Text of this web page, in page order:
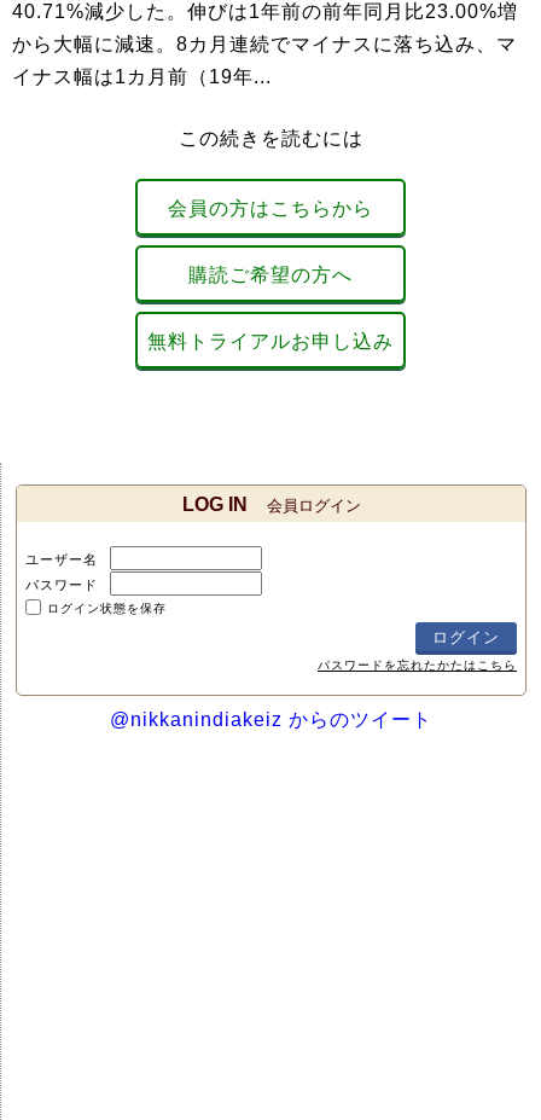
40.71%減少した。伸びは1年前の前年同月比23.00%増
から大幅に減速。8カ月連続でマイナスに落ち込み、マ
イナス幅は1カ月前（19年...
この続きを読むには
会員の方はこちらから
購読ご希望の方へ
無料トライアルお申し込み
LOG IN 会員ログイン
ユーザー名
パスワード
ログイン状態を保存
パスワードを忘れたかたはこちら
@nikkanindiakeiz からのツイート